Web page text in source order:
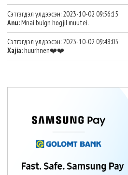
Сэтгэгдэл үлдээсэн: 2023-10-02 09:56:15
Anu:Mnai bulgn hogjil muutei.
Сэтгэгдэл үлдээсэн: 2023-10-02 09:48:05
Xajia:huurhnen❤️❤️